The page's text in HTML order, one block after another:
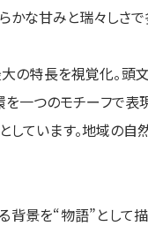
な甘みと瑞々しさで
の特長を視覚化。頭
一つのモチーフで表
ています。地域の
景を“物語”として